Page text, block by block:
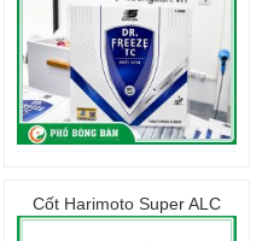
Cốt Harimoto Super ALC